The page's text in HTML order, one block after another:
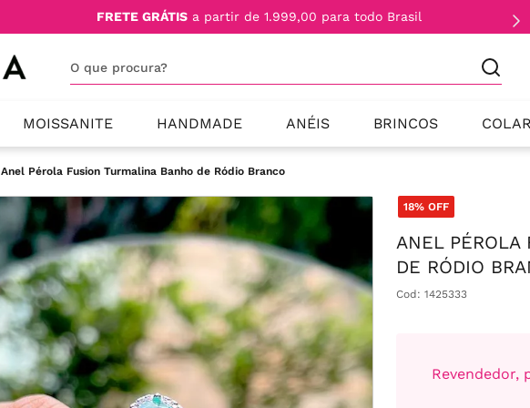
FRETE GRÁTIS a partir de 1.999,00 para todo Brasil
MOISSANITE HANDMADE ANÉIS BRINCOS
Anel Pérola Fusion Turmalina Banho de Ródio Branco
18% OFF
ANEL PÉROLA
DE RÓDIO
Cod: 1425333
Revendedor,